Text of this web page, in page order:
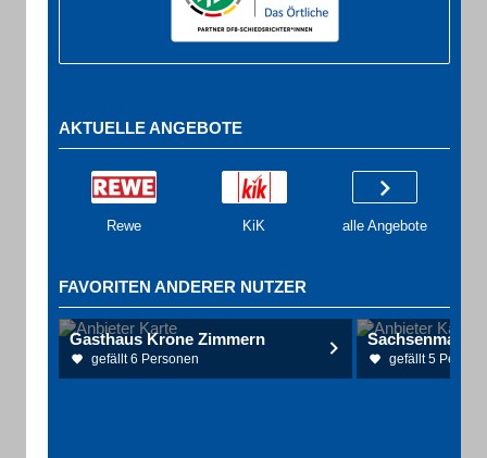
AKTUELLE ANGEBOTE
Rewe KiK alle Angebote
FAVORITEN ANDERER NUTZER
Gasthaus Krone Zimmern
gefällt 6 Personen gefällt 5